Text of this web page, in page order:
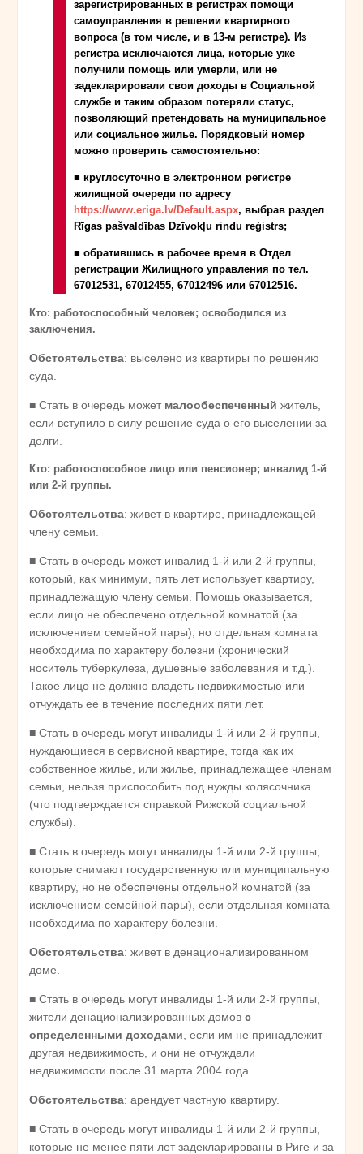
зарегистрированных в регистрах помощи
самоуправления в решении квартирного
вопроса (в том числе, и в 13-м регистре). Из
регистра исключаются лица, которые уже
получили помощь или умерли, или не
задекларировали свои доходы в Социальной
службе и таким образом потеряли статус,
позволяющий претендовать на муниципальное
или социальное жилье. Порядковый номер
можно проверить самостоятельно:
■ круглосуточно в электронном регистре
жилищной очереди по адресу
https://www.eriga.lv/Default.aspx, выбрав раздел
Rīgas pašvaldības Dzīvokļu rindu reģistrs;
■ обратившись в рабочее время в Отдел
регистрации Жилищного управления по тел.
67012531, 67012455, 67012496 или 67012516.
Кто: работоспособный человек; освободился из
заключения.
Обстоятельства: выселено из квартиры по решению
суда.
■ Стать в очередь может малообеспеченный житель,
если вступило в силу решение суда о его выселении за
долги.
Кто: работоспособное лицо или пенсионер; инвалид 1-й
или 2-й группы.
Обстоятельства: живет в квартире, принадлежащей
члену семьи.
■ Стать в очередь может инвалид 1-й или 2-й группы,
который, как минимум, пять лет использует квартиру,
принадлежащую члену семьи. Помощь оказывается,
если лицо не обеспечено отдельной комнатой (за
исключением семейной пары), но отдельная комната
необходима по характеру болезни (хронический
носитель туберкулеза, душевные заболевания и т.д.).
Такое лицо не должно владеть недвижимостью или
отчуждать ее в течение последних пяти лет.
■ Стать в очередь могут инвалиды 1-й или 2-й группы,
нуждающиеся в сервисной квартире, тогда как их
собственное жилье, или жилье, принадлежащее членам
семьи, нельзя приспособить под нужды колясочника
(что подтверждается справкой Рижской социальной
службы).
■ Стать в очередь могут инвалиды 1-й или 2-й группы,
которые снимают государственную или муниципальную
квартиру, но не обеспечены отдельной комнатой (за
исключением семейной пары), если отдельная комната
необходима по характеру болезни.
Обстоятельства: живет в денационализированном
доме.
■ Стать в очередь могут инвалиды 1-й или 2-й группы,
жители денационализированных домов с
определенными доходами , если им не принадлежит
другая недвижимость, и они не отчуждали
недвижимости после 31 марта 2004 года.
Обстоятельства: арендует частную квартиру.
■ Стать в очередь могут инвалиды 1-й или 2-й группы,
которые не менее пяти лет задекларированы в Риге и за